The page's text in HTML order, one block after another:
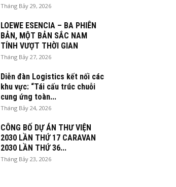
Tháng Bảy 29, 2026
LOEWE ESENCIA – BA PHIÊN
BẢN, MỘT BẢN SẮC NAM
TÍNH VƯỢT THỜI GIAN
Tháng Bảy 27, 2026
Diễn đàn Logistics kết nối các
khu vực: “Tái cấu trúc chuỗi
cung ứng toàn...
Tháng Bảy 24, 2026
CÔNG BỐ DỰ ÁN THƯ VIỆN
2030 LẦN THỨ 17 CARAVAN
2030 LẦN THỨ 36...
Tháng Bảy 23, 2026